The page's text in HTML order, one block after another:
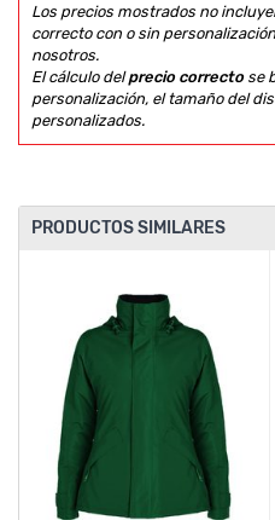
Los precios mostrados no
correcto con o sin
nosotros.
El cálculo delprecio correctose
personalización, el tamaño del
personalizados.
PRODUCTOS SIMILARES